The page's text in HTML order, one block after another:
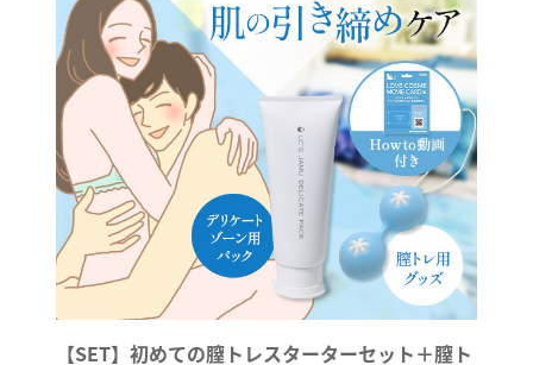
【SET】初めての膣トレスターターセット＋膣ト